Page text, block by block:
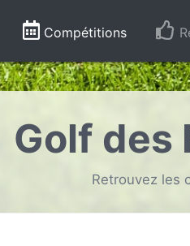
Compétitions
Golf des
Retrouvez les